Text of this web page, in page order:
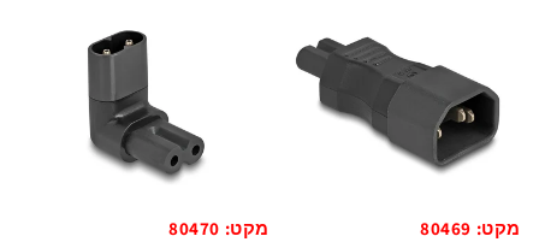
מקט: 80469 מקט: 80470